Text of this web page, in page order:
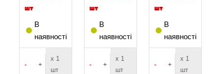
шт
В
наявності
- +
х 1
шт
шт
В
наявності
- +
х 1
шт
шт
В
наявності
- +
х 1
шт